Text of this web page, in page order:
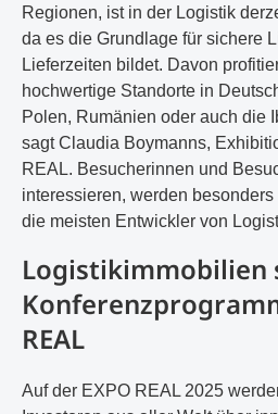
Regionen, ist in der Logistik
da es die Grundlage für sichere
Lieferzeiten bildet. Davon
hochwertige Standorte in
Polen, Rumänien oder auch die
sagt Claudia Boymanns,
REAL. Besucherinnen und
interessieren, werden
die meisten Entwickler von
Logistikimmobilien
REAL
Auf der EXPO REAL 2025